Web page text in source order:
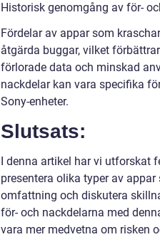
Historisk genomgång av för-
Fördelar av appar som
åtgärda buggar, vilket
förlorade data och minskad
nackdelar kan vara specifika
Sony-enheter.
Slutsats:
I denna artikel har vi utforskat
presentera olika typer av
omfattning och diskutera
för- och nackdelarna med
vara mer medvetna om risken